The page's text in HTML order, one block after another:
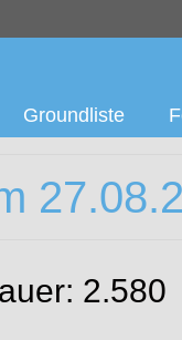
Groundliste
2.580